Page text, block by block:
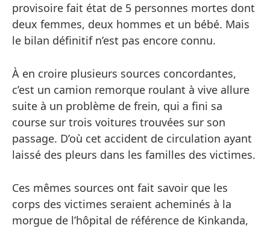
provisoire fait état de 5 personnes mortes dont
deux femmes, deux hommes et un bébé. Mais
le bilan définitif n’est pas encore connu.
À en croire plusieurs sources concordantes,
c’est un camion remorque roulant à vive allure
suite à un problème de frein, qui a fini sa
course sur trois voitures trouvées sur son
passage. D’où cet accident de circulation ayant
laissé des pleurs dans les familles des victimes.
Ces mêmes sources ont fait savoir que les
corps des victimes seraient acheminés à la
morgue de l’hôpital de référence de Kinkanda,